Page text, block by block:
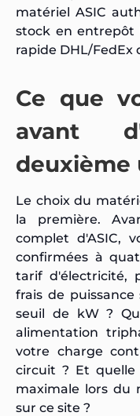
matériel ASIC
stock en entrepôt
rapide DHL/FedEx
Ce que
avant
deuxième
Le choix du
la première.
complet d'ASIC,
confirmées à
tarif d'électricité,
frais de
seuil de kW ?
alimentation
votre charge
circuit ? Et
maximale lors du
sur ce site ?